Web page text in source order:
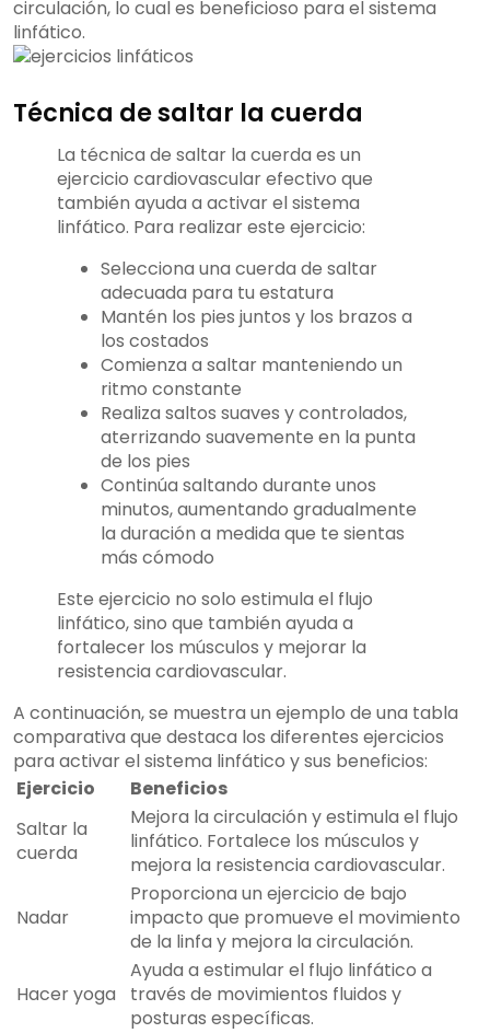
circulación, lo cual es beneficioso para el sistema
linfático.
Técnica de saltar la cuerda
La técnica de saltar la cuerda es un
ejercicio cardiovascular efectivo que
también ayuda a activar el sistema
linfático. Para realizar este ejercicio:
Selecciona una cuerda de saltar
adecuada para tu estatura
Mantén los pies juntos y los brazos a
los costados
Comienza a saltar manteniendo un
ritmo constante
Realiza saltos suaves y controlados,
aterrizando suavemente en la punta
de los pies
Continúa saltando durante unos
minutos, aumentando gradualmente
la duración a medida que te sientas
más cómodo
Este ejercicio no solo estimula el flujo
linfático, sino que también ayuda a
fortalecer los músculos y mejorar la
resistencia cardiovascular.
A continuación, se muestra un ejemplo de una tabla
comparativa que destaca los diferentes ejercicios
para activar el sistema linfático y sus beneficios:
Ejercicio
Beneficios
Saltar la
cuerda
Mejora la circulación y estimula el flujo
linfático. Fortalece los músculos y
mejora la resistencia cardiovascular.
Nadar
Proporciona un ejercicio de bajo
impacto que promueve el movimiento
de la linfa y mejora la circulación.
Hacer yoga
Ayuda a estimular el flujo linfático a
través de movimientos fluidos y
posturas específicas.